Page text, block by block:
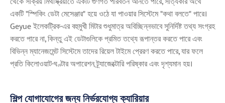
একটি "স্পিকিং ডেটা মেসেঞ্জার" হয়ে ওঠে যা পাওয়ার সিস্টেমে "কথা বলতে" পারে।
Geyue ইলেকট্রিক-এর বহুমুখী মিটার শুধুমাত্র অবিচ্ছিন্নভাবে সুনির্দিষ্ট তথ্য সংগ্রহ
করতে পারে না, কিন্তু এই ডেটাগুলিকে প্রমিত তথ্যে রূপান্তর করতে পারে এবং
বিভিন্ন ম্যানেজমেন্ট সিস্টেমে তাদের রিয়েল টাইমে প্রেরণ করতে পারে, যার ফলে
প্রতি কিলোওয়াট-ঘণ্টার অপারেশন ট্র্যাজেক্টোরি পরিষ্কার এবং দৃশ্যমান হয়।
শিল্প যোগাযোগের জন্য নির্ভরযোগ্য ক্যারিয়ার